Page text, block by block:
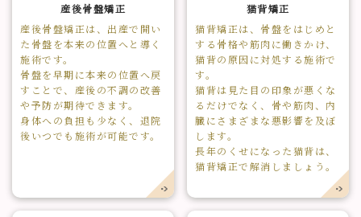
産後骨盤矯正
産後骨盤矯正は、出産で開い
た骨盤を本来の位置へと導く
施術です。
骨盤を早期に本来の位置へ戻
すことで、産後の不調の改善
や予防が期待できます。
身体への負担も少なく、退院
後いつでも施術が可能です。
猫背矯正
猫背矯正は、骨盤をはじめと
する骨格や筋肉に働きかけ、
猫背の原因に対処する施術で
す。
猫背は見た目の印象が悪くな
るだけでなく、骨や筋肉、内
臓にさまざまな悪影響を及ぼ
します。
長年のくせになった猫背は、
猫背矯正で解消しましょう。